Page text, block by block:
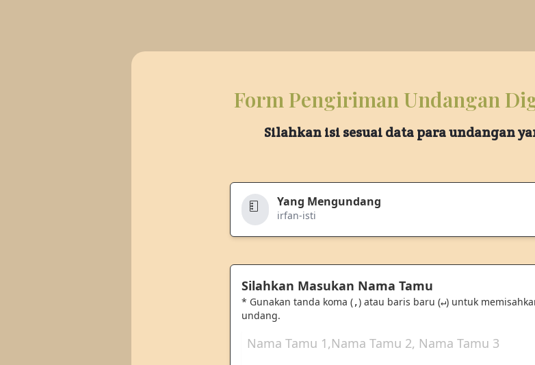
Form Pengiriman Undangan
Silahkan isi sesuai data para undangan
Yang Mengundang
irfan-isti
Silahkan Masukan Nama Tamu
* Gunakan tanda koma (,) atau baris baru (↵) untuk
undang.